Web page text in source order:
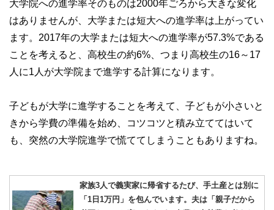
大学院への進学率そのものは2000年ごろから大きな変化
はありませんが、大学または短大への進学率は上がってい
ます。2017年の大学または短大への進学率が57.3%である
ことを考えると、高校生の約6%、つまり高校生の16～17
人に1人が大学院まで進学する計算になります。
子どもが大学に進学することを考えて、子どもが小さいと
きから学費の準備を始め、コツコツと積み立ててはいて
も、突然の大学院進学で慌ててしまうこともありますね。
家族3人で義実家に帰省するたび、手土産とは別に
「1日1万円」を包んでいます。夫は「親子だから